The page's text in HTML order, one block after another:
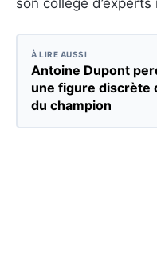
À LIRE AUSSI
Antoine Dupont
une figure discrète
du champion